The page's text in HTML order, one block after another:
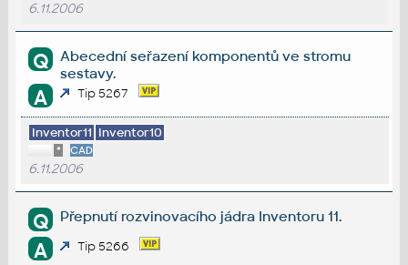
6.11.2006
Q
Abecední seřazení komponentů ve stromu
sestavy.
A Tip 5267
Inventor11 Inventor10
* CAD
6.11.2006
Q Přepnutí rozvinovacího jádra Inventoru 11.
A Tip 5266